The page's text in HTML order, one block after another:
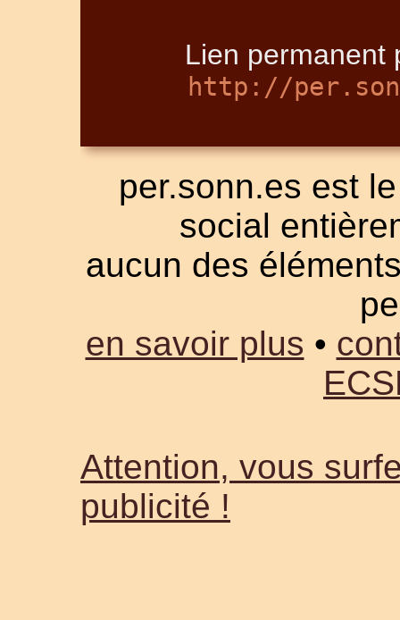
Lien permanent
http://
per.sonn.es est
social
aucun des
en savoir plus •
Attention, vous
publicité !